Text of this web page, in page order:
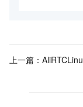
上一篇：